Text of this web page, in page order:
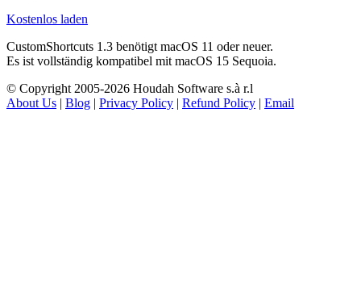
Kostenlos laden
CustomShortcuts 1.3 benötigt macOS 11 oder neuer.
Es ist vollständig kompatibel mitmacOS 15 Sequoia.
© Copyright 2005-2026 Houdah Software s.à r.l
About Us | Blog | Privacy Policy | Refund Policy | Email